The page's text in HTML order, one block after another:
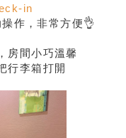
in
作，非常方便👌
房間小巧溫馨
行李箱打開